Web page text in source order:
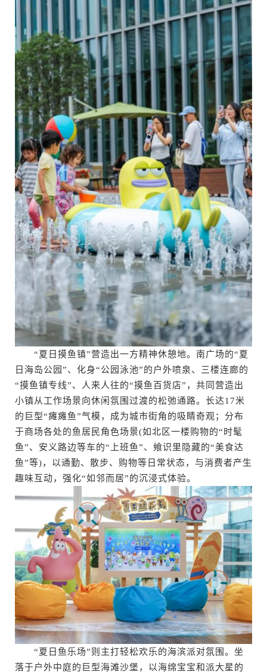
“夏日摸鱼镇”营造出一方精神休憩地。南广场的“夏
日海岛公园”、化身“公园泳池”的户外喷泉、三楼连廊的
“摸鱼镇专线”、人来人往的“摸鱼百货店”，共同营造出
小镇从工作场景向休闲氛围过渡的松弛通路。长达17米
的巨型“瘫瘫鱼”气模，成为城市街角的吸睛奇观；分布
于商场各处的鱼居民角色场景(如北区一楼购物的“时髦
鱼”、安义路边等车的“上班鱼”、飨识里隐藏的“美食达
鱼”等)，以通勤、散步、购物等日常状态，与消费者产生
趣味互动，强化“如邻而居”的沉浸式体验。
“夏日鱼乐场”则主打轻松欢乐的海滨派对氛围。坐
落于户外中庭的巨型海滩沙堡，以海绵宝宝和派大星的